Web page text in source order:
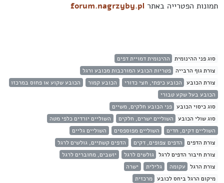
תמונות הפטרייה באתרforum.nagrzyby.pl
סוג פני ההינומית ההינומית דמויית דפים
צורת גוף הרבייה פטריות הכובע המורכבות מכובע ורגל
צורת הכובע הכובע כיפתי, חצי כדורי הכובע קמור
הכובע שקוע או פחוס במרכזו
הכובע בעל שקע טבורי
סוג כיסוי הכובע פני הכובע חלקים, משיים
סוג שולי הכובע השוליים ישרים, חלקים
השוליים יורדים כלפי מטה
השוליים דקים, חדים
השוליים מפוספסים
השוליים גליים
צורת הדפים הדפים צפופים, דקים
הדפים קשתיים, גולשים לרגל
צורת חיבור הדפים לרגל גולשים לרגל
יושבים, מחוברים לרגל
צורת הרגל עקומה גלילית
ישרה
מיקום הרגל ביחס לכובע מרכזית